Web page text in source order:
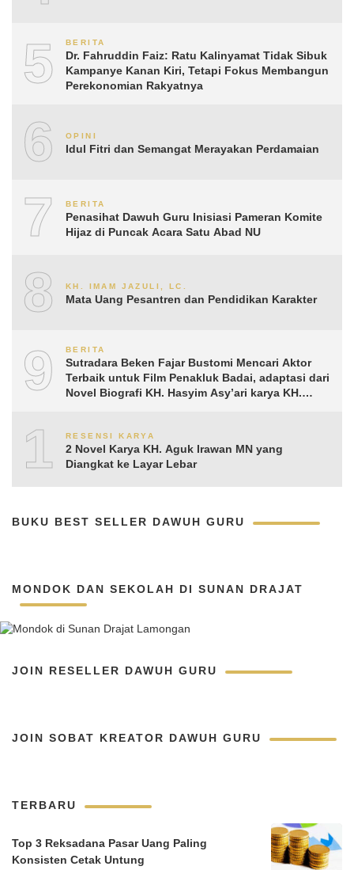
5 BERITA
Dr. Fahruddin Faiz: Ratu Kalinyamat Tidak Sibuk
Kampanye Kanan Kiri, Tetapi Fokus Membangun
Perekonomian Rakyatnya
6 OPINI
Idul Fitri dan Semangat Merayakan Perdamaian
7 BERITA
Penasihat Dawuh Guru Inisiasi Pameran Komite
Hijaz di Puncak Acara Satu Abad NU
8 KH. IMAM JAZULI, LC.
Mata Uang Pesantren dan Pendidikan Karakter
9 BERITA
Sutradara Beken Fajar Bustomi Mencari Aktor
Terbaik untuk Film Penakluk Badai, adaptasi dari
Novel Biografi KH. Hasyim Asy’ari karya KH.
10RESENSI KARYA
2 Novel Karya KH. Aguk Irawan MN yang
Diangkat ke Layar Lebar
BUKU BEST SELLER DAWUH GURU
MONDOK DAN SEKOLAH DI SUNAN DRAJAT
JOIN RESELLER DAWUH GURU
JOIN SOBAT KREATOR DAWUH GURU
TERBARU
Top 3 Reksadana Pasar Uang Paling
Konsisten Cetak Untung